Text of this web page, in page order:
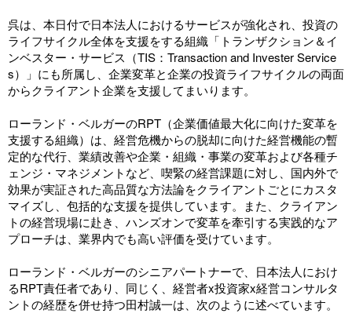
呉は、本日付で日本法人におけるサービスが強化され、投資の
ライフサイクル全体を支援をする組織「トランザクション＆イ
ンベスター・サービス（TIS：Transaction and Invester Service
s）」にも所属し、企業変革と企業の投資ライフサイクルの両面
からクライアント企業を支援してまいります。
ローランド・ベルガーのRPT（企業価値最大化に向けた変革を
支援する組織）は、経営危機からの脱却に向けた経営機能の暫
定的な代行、業績改善や企業・組織・事業の変革および各種チ
ェンジ・マネジメントなど、喫緊の経営課題に対し、国内外で
効果が実証された高品質な方法論をクライアントごとにカスタ
マイズし、包括的な支援を提供しています。また、クライアン
トの経営現場に赴き、ハンズオンで変革を牽引する実践的なア
プローチは、業界内でも高い評価を受けています。
ローランド・ベルガーのシニアパートナーで、日本法人におけ
るRPT責任者であり、同じく、経営者x投資家x経営コンサルタ
ントの経歴を併せ持つ田村誠一は、次のように述べています。